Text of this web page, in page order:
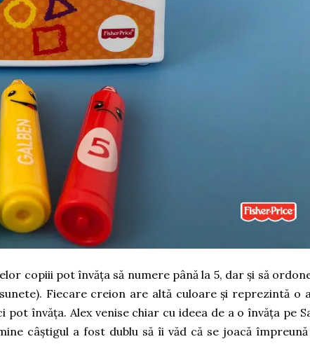
copiii pot învăța să numere până la 5, dar și să
Fiecare creion are altă culoare și reprezintă o
învăța. Alex venise chiar cu ideea de a o învăța pe
câștigul a fost dublu să îi văd că se joacă